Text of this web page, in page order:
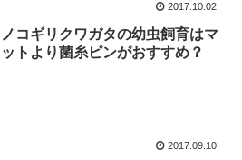
2017.10.02
ノコギリクワガタの幼虫飼育はマ
ットより菌糸ビンがおすすめ？
2017.09.10